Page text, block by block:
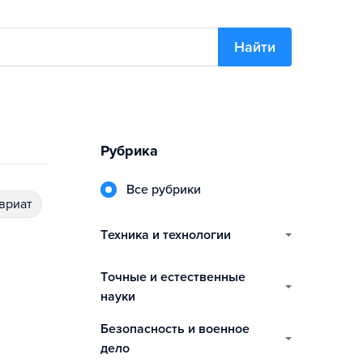
Найти
Рубрика
Все рубрики
техника и технологии
точные и естественные
науки
безопасность и военное
дело